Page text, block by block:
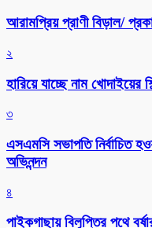
আরামপ্রিয় প্রাণী বিড়াল/
২
হারিয়ে যাচ্ছে নাম খোদাইয়ের
৩
এসএমসি সভাপতি নির্বাচিত
অভিনন্দন
৪
পাইকগাছায় বিলুপ্তির পথে